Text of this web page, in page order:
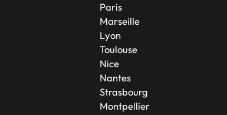
Paris
Marseille
Lyon
Toulouse
Nice
Nantes
Strasbourg
Montpellier